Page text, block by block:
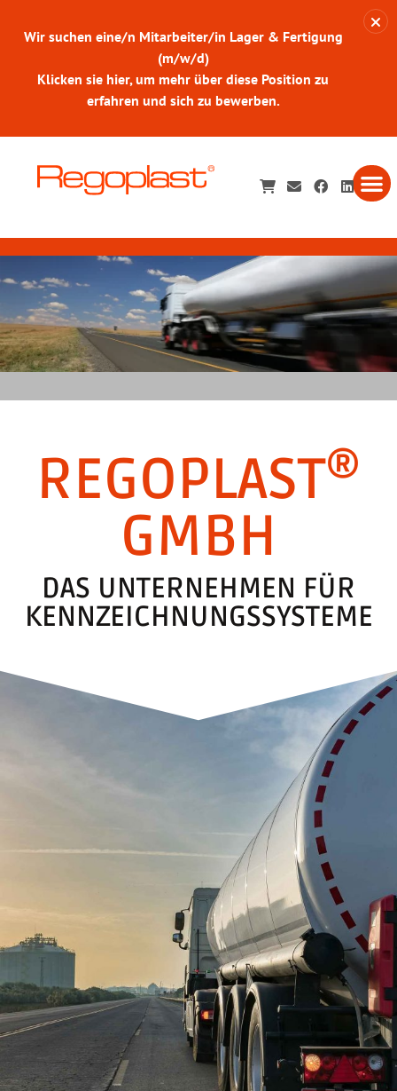
Wir suchen eine/n Mitarbeiter/in Lager & Fertigung
(m/w/d)
Klicken sie hier, um mehr über diese Position zu
erfahren und sich zu bewerben.
REGOPLAST®
GMBH
DAS UNTERNEHMEN FÜR
KENNZEICHNUNGSSYSTEME